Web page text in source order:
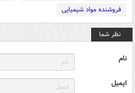
فروشنده مواد شیمیایی
نظر شما
نام
ایمیل